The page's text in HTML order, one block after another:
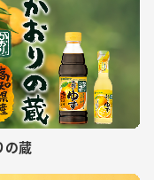
の蔵